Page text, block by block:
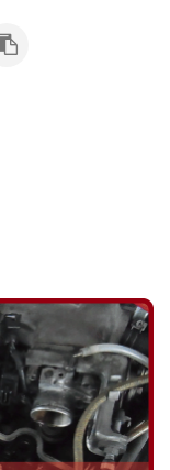
水が付
飛び散
因です